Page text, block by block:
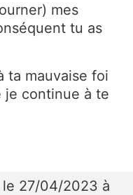
mes
tu as
ta mauvaise foi
je continue à te
le 27/04/2023 à